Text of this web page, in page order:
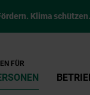
Klima schützen.
FÜR